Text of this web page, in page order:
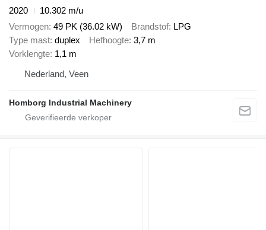
2020
10.302 m/u
Vermogen 49 PK (36.02 kW) Brandstof LPG
Type mast duplex Hefhoogte 3,7 m
Vorklengte 1,1 m
Nederland, Veen
Homborg Industrial Machinery